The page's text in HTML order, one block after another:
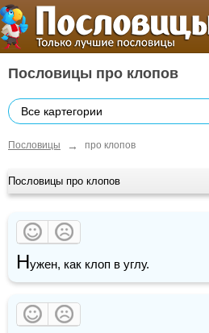
Пословицы про клопов
Все картегории
Пословицы → про клопов
Пословицы про клопов
Нужен, как клоп в углу.